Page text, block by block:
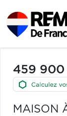
459 900
MAISON